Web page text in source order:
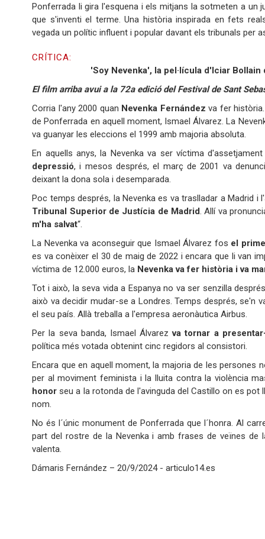
Ponferrada li gira l'esquena i els mitjans la sotmeten a un
que s'inventi el terme. Una història inspirada en fets
vegada un polític influent i popular davant els tribunals per
CRÍTICA:
'Soy Nevenka', la pel·lícula d'Iciar
El film arriba avui a la 72a edició del Festival de Sant
Corria l'any 2000 quan Nevenka Fernández va fer
de Ponferrada en aquell moment, Ismael Álvarez. La
va guanyar les eleccions el 1999 amb majoria absoluta.
En aquells anys, la Nevenka va ser víctima
depressió, i mesos després, el març de 2001 va
deixant la dona sola i desemparada.
Poc temps després, la Nevenka es va traslladar a Madrid i
Tribunal Superior de Justícia de Madrid. Allí va
m'ha salvat“.
La Nevenka va aconseguir que Ismael Álvarez fos el
es va conèixer el 30 de maig de 2022 i encara que li van
víctima de 12.000 euros, la Nevenka va fer història i va
Tot i això, la seva vida a Espanya no va ser senzilla
això va decidir mudar-se a Londres. Temps després, se'n
el seu país. Allà treballa a l'empresa aeronàutica Airbus.
Per la seva banda, Ismael Álvarezva tornar a
política més votada obtenint cinc regidors al consistori.
Encara que en aquell moment, la majoria de les persones
per al moviment feminista i la lluita contra la violència
honor seu a la rotonda de l'avinguda del Castillo on es pot
nom.
No és l´únic monument de Ponferrada que l´honra. Al
part del rostre de la Nevenka i amb frases de veïnes
valenta.
Dámaris Fernández – 20/9/2024 - articulo14.es